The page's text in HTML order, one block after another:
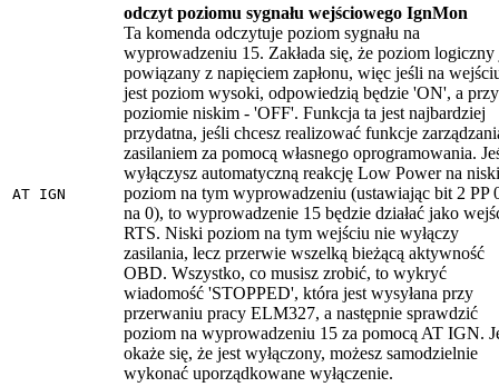
AT IGN
odczyt poziomu sygnału wejściowego IgnMon
Ta komenda odczytuje poziom sygnału na
wyprowadzeniu 15. Zakłada się, że poziom logiczny
powiązany z napięciem zapłonu, więc jeśli na
jest poziom wysoki, odpowiedzią będzie 'ON', a przy
poziomie niskim - 'OFF'. Funkcja ta jest najbardziej
przydatna, jeśli chcesz realizować funkcje
zasilaniem za pomocą własnego oprogramowania.
wyłączysz automatyczną reakcję Low Power na niski
poziom na tym wyprowadzeniu (ustawiając bit 2 PP
na 0), to wyprowadzenie 15 będzie działać jako
RTS. Niski poziom na tym wejściu nie wyłączy
zasilania, lecz przerwie wszelką bieżącą aktywność
OBD. Wszystko, co musisz zrobić, to wykryć
wiadomość 'STOPPED', która jest wysyłana przy
przerwaniu pracy ELM327, a następnie sprawdzić
poziom na wyprowadzeniu 15 za pomocą AT IGN.
okaże się, że jest wyłączony, możesz samodzielnie
wykonać uporządkowane wyłączenie.